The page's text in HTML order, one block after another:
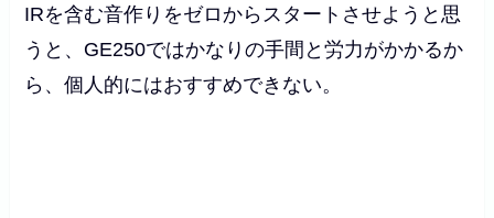
IRを含む音作りをゼロからスタートさせようと思
うと、GE250ではかなりの手間と労力がかかるか
ら、個人的にはおすすめできない。